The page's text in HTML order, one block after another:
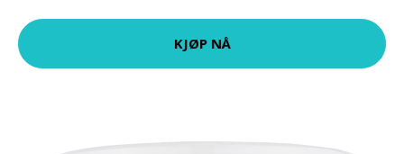
KJØP NÅ